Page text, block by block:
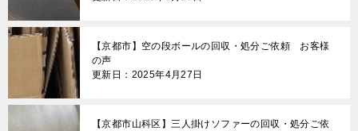
【京都市】空の段ボールの回収・処分ご依頼 お客様
の声
更新日：2025年4月27日
【京都市山科区】三人掛けソファーの回収・処分ご依